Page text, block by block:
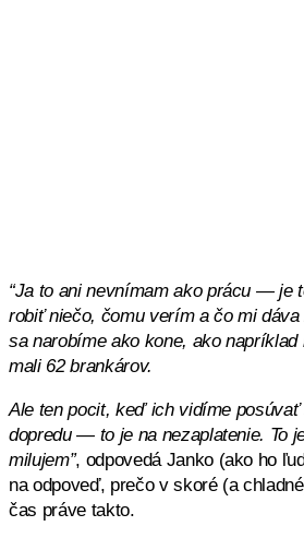
“Ja to ani nevnímam ako prácu — je
robiť niečo, čomu verím a čo mi
sa narobíme ako kone, ako
mali 62 brankárov.
Ale ten pocit, keď ich vidíme
dopredu — to je na nezaplatenie. To
milujem”, odpovedá Janko (ako ho
na odpoveď, prečo v skoré (a
čas práve takto.